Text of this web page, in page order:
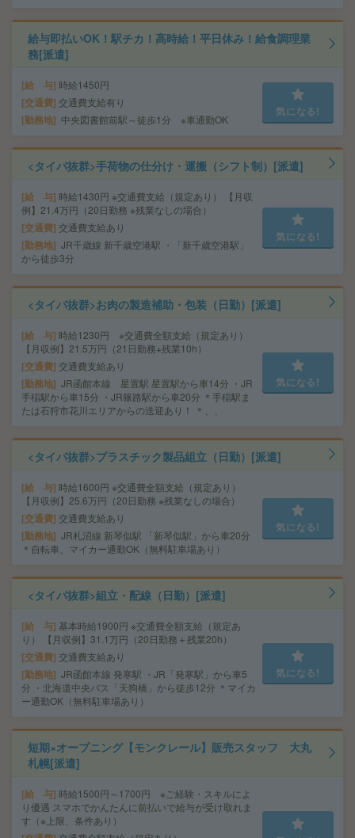
給与即払いOK！駅チカ！高時給！平日休み！給食調理業
務[派遣]
給 与 時給1450円
交通費 交通費支給有り
勤務地 中央図書館前駅～徒歩1分 ※車通勤OK
気になる!
<タイパ抜群>手荷物の仕分け・運搬（シフト制）[派遣]
給 与 時給1430円 ※交通費支給（規定あり） 【月収
例】21.4万円（20日勤務 ※残業なしの場合）
交通費 交通費支給あり
勤務地 JR千歳線 新千歳空港駅 ・「新千歳空港駅」
から徒歩3分
気になる!
<タイパ抜群>お肉の製造補助・包装（日勤）[派遣]
給 与 時給1230円 ※交通費全額支給（規定あり）
【月収例】21.5万円（21日勤務+残業10h）
交通費 交通費支給あり
勤務地 JR函館本線 星置駅 星置駅から車14分 ・JR
手稲駅から車15分 ・JR篠路駅から車20分 ＊手稲駅ま
たは石狩市花川エリアからの送迎あり！ ＊、、
気になる!
<タイパ抜群>プラスチック製品組立（日勤）[派遣]
給 与 時給1600円 ※交通費全額支給（規定あり）
【月収例】25.6万円（20日勤務 ※残業なしの場合）
交通費 交通費支給あり
勤務地 JR札沼線 新琴似駅 「新琴似駅」から車20分
＊自転車、マイカー通勤OK（無料駐車場あり）
気になる!
<タイパ抜群>組立・配線（日勤）[派遣]
給 与 基本時給1900円 ※交通費全額支給（規定あ
り） 【月収例】31.1万円（20日勤務＋残業20h）
交通費 交通費支給あり
勤務地 JR函館本線 発寒駅 ・JR「発寒駅」から車5
分 ・北海道中央バス「天狗橋」から徒歩12分 ＊マイカ
ー通勤OK（無料駐車場あり）
気になる!
短期×オープニング【モンクレール】販売スタッフ 大丸
札幌[派遣]
給 与 時給1500円～1700円 ※ご経験・スキルによ
り優遇 スマホでかんたんに前払いで給与が受け取れま
す（※上限、条件あり）